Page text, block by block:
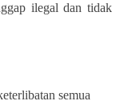
ilegal dan tidak
semua